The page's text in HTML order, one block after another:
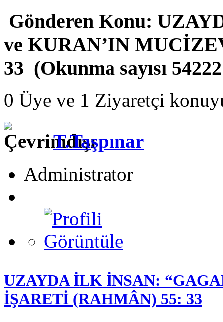
Gönderen Konu:
ve KURAN’IN
33 (Okunma sayısı
0 Üye ve 1 Ziyaretçi
T.Taşpınar
Administrator
UZAYDA İLK İNSAN:
İŞARETİ (RAHMÂN) 55: 33